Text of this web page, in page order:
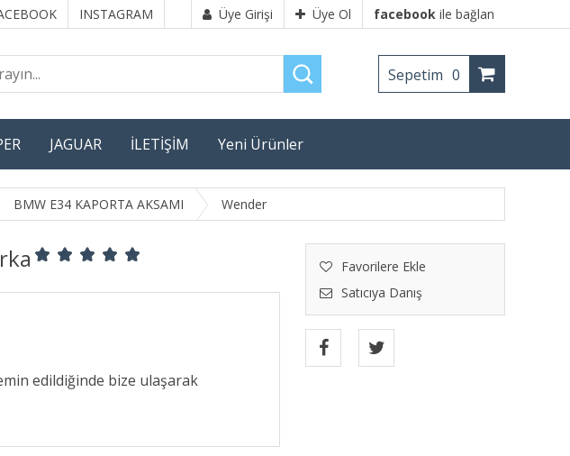
INSTAGRAM Üye Girişi Üye Ol facebook ile bağlan
Sepetim 0
JAGUAR İLETİŞİM Yeni Ürünler
BMW E34 KAPORTA AKSAMI Wender
Favorilere Ekle
Satıcıya Danış
edildiğinde bize ulaşarak